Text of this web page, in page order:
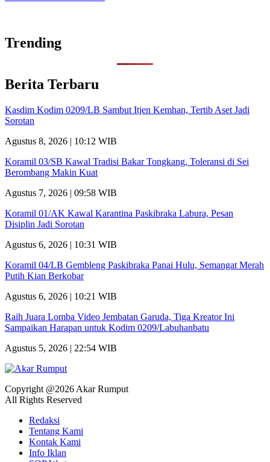
Trending
Berita Terbaru
Kasdim Kodim 0209/LB Sambut Itjen Kemhan, Tertib Aset Jadi
Sorotan
Agustus 8, 2026 | 10:12 WIB
Koramil 03/SB Kawal Tradisi Bakar Tongkang, Toleransi di Sei
Berombang Makin Kuat
Agustus 7, 2026 | 09:58 WIB
Koramil 01/AK Kawal Karantina Paskibraka Labura, Pesan
Disiplin Jadi Sorotan
Agustus 6, 2026 | 10:31 WIB
Koramil 04/LB Gembleng Paskibraka Panai Hulu, Semangat Merah
Putih Kian Berkobar
Agustus 6, 2026 | 10:21 WIB
Raih Juara Lomba Video Jembatan Garuda, Tiga Kreator Ini
Sampaikan Harapan untuk Kodim 0209/Labuhanbatu
Agustus 5, 2026 | 22:54 WIB
Copyright @2026 Akar Rumput
All Rights Reserved
Redaksi
Tentang Kami
Kontak Kami
Info Iklan